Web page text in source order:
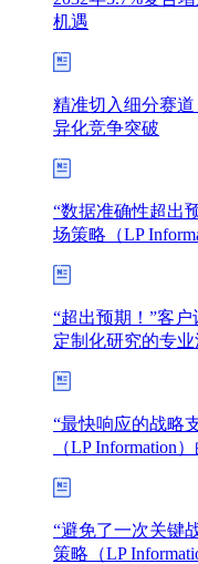
机遇
精准切入细分赛
异化竞争突破
“数据准确性超出
场策略（LP
“超出预期！”客户
定制化研究的专
“最快响应的战略
（LP Information
“避免了一次关键
策略（LP